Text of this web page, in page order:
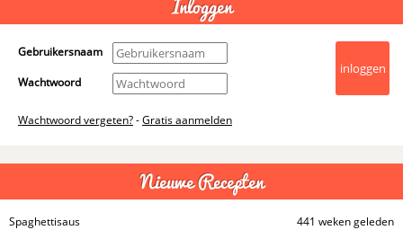
Gebruikersnaam
Wachtwoord
Wachtwoord vergeten?-Gratis aanmelden
Nieuwe Recepten
441 weken geleden
Spaghettisaus